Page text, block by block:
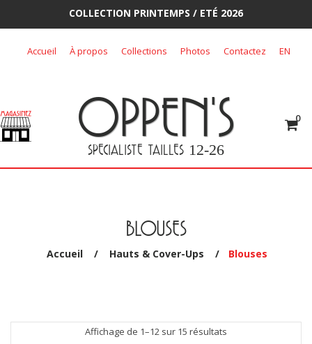
COLLECTION PRINTEMPS / ETÉ 2026
Accueil À propos Collections Photos Contactez EN
OPPEN'S
SPECIALISTE TAILLES 12-26
0
BLOUSES
Accueil / Hauts & Cover-Ups / Blouses
Affichage de 1–12 sur 15 résultats